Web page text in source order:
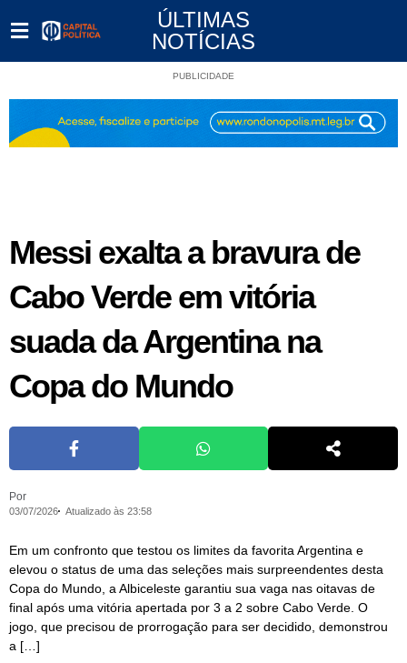
ÚLTIMAS
NOTÍCIAS
PUBLICIDADE
Messi exalta a bravura de
Cabo Verde em vitória
suada da Argentina na
Copa do Mundo
Por
03/07/2026 Atualizado às 23:58
Em um confronto que testou os limites da favorita Argentina e
elevou o status de uma das seleções mais surpreendentes desta
Copa do Mundo, a Albiceleste garantiu sua vaga nas oitavas de
final após uma vitória apertada por 3 a 2 sobre Cabo Verde. O
jogo, que precisou de prorrogação para ser decidido, demonstrou
a […]